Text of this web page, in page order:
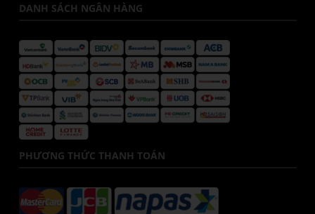
DANH SÁCH NGÂN HÀNG
PHƯƠNG THỨC THANH TOÁN